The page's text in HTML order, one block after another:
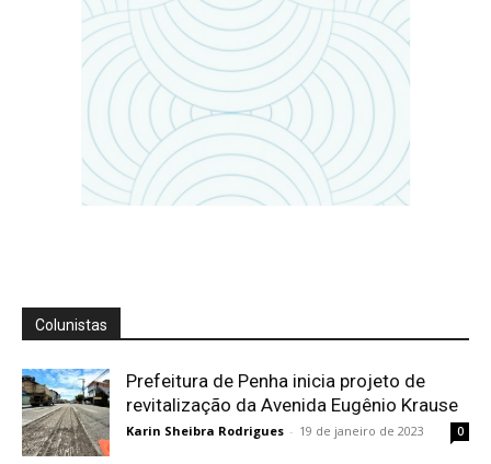
Colunistas
Prefeitura de Penha inicia projeto de
revitalização da Avenida Eugênio Krause
Karin Sheibra Rodrigues - 19 de janeiro de 2023 0